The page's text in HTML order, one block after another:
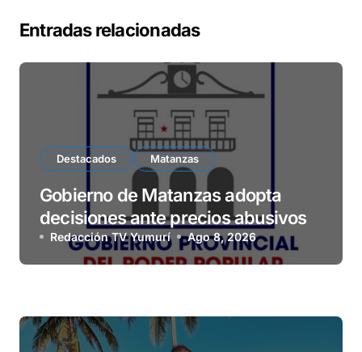
Entradas relacionadas
Destacados Matanzas
Gobierno de Matanzas adopta
decisiones ante precios abusivos
Redacción TV Yumurí Ago 8, 2026